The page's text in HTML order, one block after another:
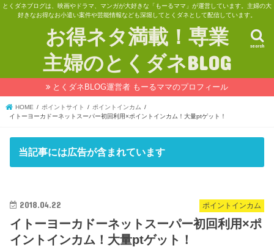
とくダネブログは、映画やドラマ、マンガが大好きな「もーるママ」が運営しています。主婦の大
好きなお得なお小遣い案件や芸能情報なども深堀してとくダネとして配信しています。
お得ネタ満載！専業
主婦のとくダネBLOG
search
とくダネBLOG運営者 もーるママのプロフィール
HOME ポイントサイト
ポイントインカム
イトーヨーカドーネットスーパー初回利用×ポイントインカム！大量ptゲット！
当記事には広告が含まれています
ポイントインカム
2018.04.22
イトーヨーカドーネットスーパー初回利用×ポ
イントインカム！大量ptゲット！